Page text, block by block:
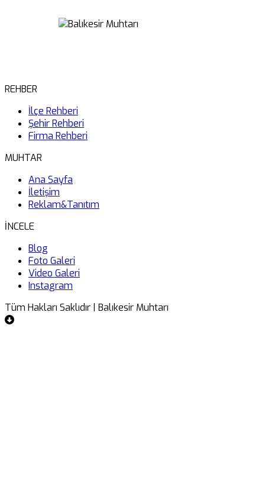
REHBER
İlçe Rehberi
Şehir Rehberi
Firma Rehberi
MUHTAR
Ana Sayfa
İletişim
Reklam&Tanıtım
İNCELE
Blog
Foto Galeri
Video Galeri
Instagram
Tüm Hakları Saklıdır | Balıkesir Muhtarı